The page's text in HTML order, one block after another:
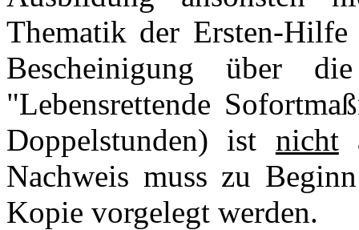
Thematik der Ersten-Hilfe
Bescheinigung über
"Lebensrettende
Doppelstunden) ist nicht
Nachweis muss zu
Kopie vorgelegt werden.